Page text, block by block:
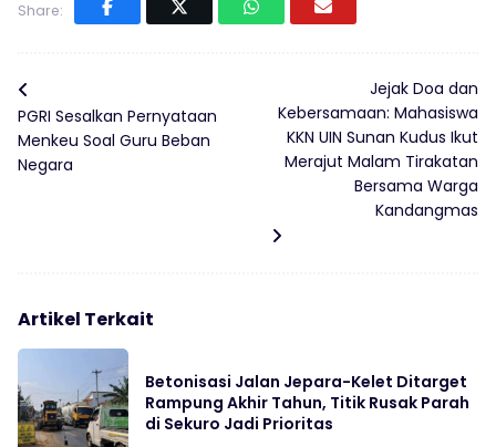
Share:
PGRI Sesalkan Pernyataan
Menkeu Soal Guru Beban
Negara
Jejak Doa dan
Kebersamaan: Mahasiswa
KKN UIN Sunan Kudus Ikut
Merajut Malam Tirakatan
Bersama Warga
Kandangmas
Artikel Terkait
Betonisasi Jalan Jepara-Kelet Ditarget
Rampung Akhir Tahun, Titik Rusak Parah
di Sekuro Jadi Prioritas